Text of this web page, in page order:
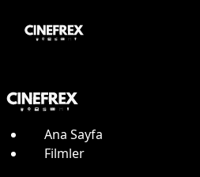
Ana Sayfa
Filmler